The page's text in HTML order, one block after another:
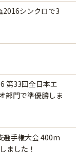
2016シンクロで3
第33回全日本エ
部門で準優勝しま
選手権大会 400m
ました！